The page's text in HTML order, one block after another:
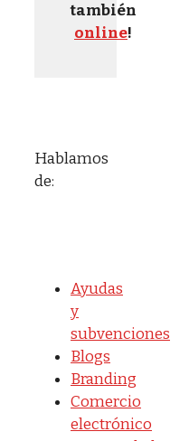
también
online!
Hablamos
de:
Ayudas
y
subvenciones
Blogs
Branding
Comercio
electrónico